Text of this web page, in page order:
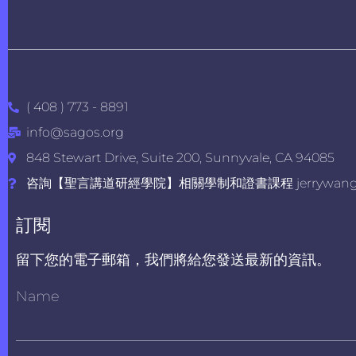
( 408 ) 773 - 8891
info@sagos.org
848 Stewart Drive, Suite 200, Sunnyvale, CA 94085
咨詢【聖言講道研經學院】相關學制和證書課程
訂閱
留下您的電子郵箱，我們將給您發送最新的資訊。
Name